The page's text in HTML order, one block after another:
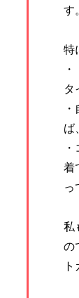
す
特
タ
ば
着
っ
私
の